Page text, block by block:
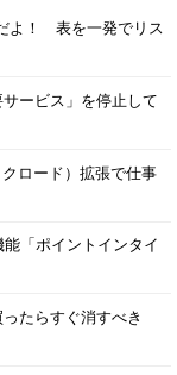
よ！ 表を一発でリス
ービス」を停止して
ロード）拡張で仕事
「ポイントインタイ
たらすぐ消すべき